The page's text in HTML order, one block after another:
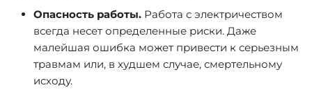
Опасность работы. Работа с электричеством
всегда несет определенные риски. Даже
малейшая ошибка может привести к серьезным
травмам или, в худшем случае, смертельному
исходу.